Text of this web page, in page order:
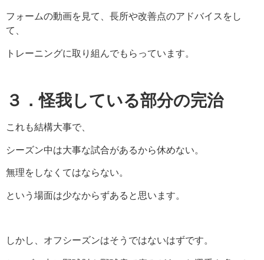
フォームの動画を見て、長所や改善点のアドバイスをし
て、
トレーニングに取り組んでもらっています。
３．怪我している部分の完治
これも結構大事で、
シーズン中は大事な試合があるから休めない。
無理をしなくてはならない。
という場面は少なからずあると思います。
しかし、オフシーズンはそうではないはずです。